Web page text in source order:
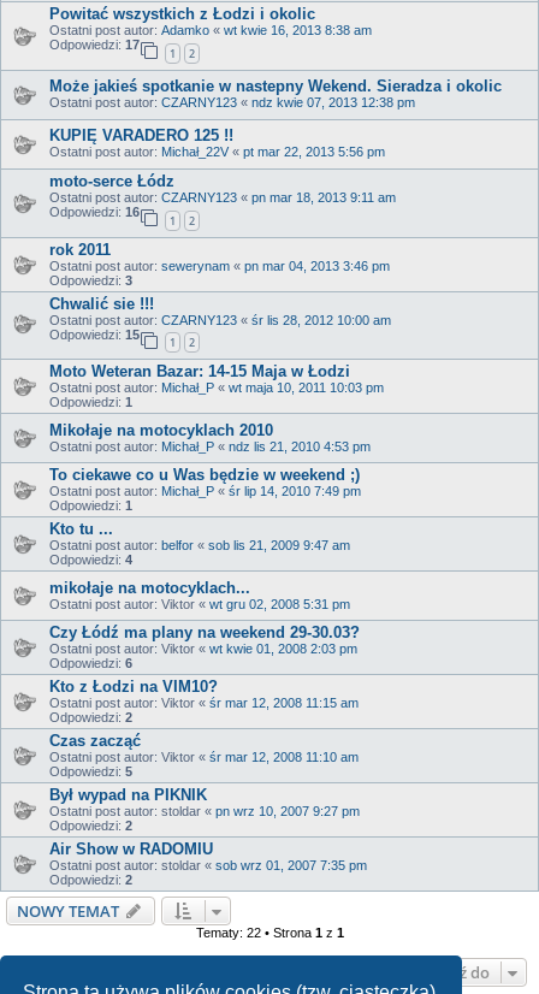
Powitać wszystkich z Łodzi i okolic
Ostatni post autor: Adamko « wt kwie 16, 2013 8:38 am
Odpowiedzi: 17
1 2
Może jakieś spotkanie w nastepny Wekend. Sieradza i okolic
Ostatni post autor: CZARNY123 « ndz kwie 07, 2013 12:38 pm
KUPIĘ VARADERO 125 !!
Ostatni post autor: Michał_22V « pt mar 22, 2013 5:56 pm
moto-serce Łódz
Ostatni post autor: CZARNY123 « pn mar 18, 2013 9:11 am
Odpowiedzi: 16
1 2
rok 2011
Ostatni post autor: sewerynam « pn mar 04, 2013 3:46 pm
Odpowiedzi: 3
Chwalić sie !!!
Ostatni post autor: CZARNY123 « śr lis 28, 2012 10:00 am
Odpowiedzi: 15
1 2
Moto Weteran Bazar: 14-15 Maja w Łodzi
Ostatni post autor: Michał_P « wt maja 10, 2011 10:03 pm
Odpowiedzi: 1
Mikołaje na motocyklach 2010
Ostatni post autor: Michał_P « ndz lis 21, 2010 4:53 pm
To ciekawe co u Was będzie w weekend ;)
Ostatni post autor: Michał_P « śr lip 14, 2010 7:49 pm
Odpowiedzi: 1
Kto tu ...
Ostatni post autor: belfor « sob lis 21, 2009 9:47 am
Odpowiedzi: 4
mikołaje na motocyklach...
Ostatni post autor: Viktor « wt gru 02, 2008 5:31 pm
Czy Łódź ma plany na weekend 29-30.03?
Ostatni post autor: Viktor « wt kwie 01, 2008 2:03 pm
Odpowiedzi: 6
Kto z Łodzi na VIM10?
Ostatni post autor: Viktor « śr mar 12, 2008 11:15 am
Odpowiedzi: 2
Czas zacząć
Ostatni post autor: Viktor « śr mar 12, 2008 11:10 am
Odpowiedzi: 5
Był wypad na PIKNIK
Ostatni post autor: stoldar « pn wrz 10, 2007 9:27 pm
Odpowiedzi: 2
Air Show w RADOMIU
Ostatni post autor: stoldar « sob wrz 01, 2007 7:35 pm
Odpowiedzi: 2
NOWY TEMAT
Tematy: 22 • Strona 1z 1
Przejdź do